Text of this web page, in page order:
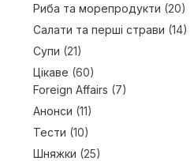
Риба та морепродукти (20)
Салати та перші страви (14)
Супи (21)
Цікаве (60)
Foreign Affairs (7)
Анонси (11)
Тести (10)
Шняжки (25)